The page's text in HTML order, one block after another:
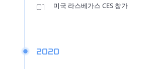
01 미국 라스베가스 CES 참가
2020